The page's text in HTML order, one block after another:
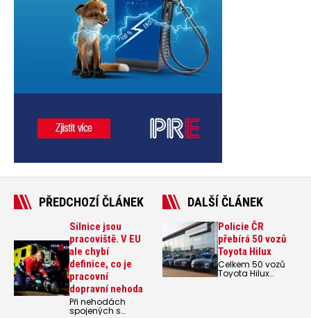
PŘEDCHOZÍ ČLÁNEK
Silnice jsou
pracoviště. V EU
ale chybí
definice, co je
pracovní
dopravní nehoda
Při nehodách
spojených s
DALŠÍ ČLÁNEK
Policie ČR
přebírá 50 vozů
Toyota Hilux
Celkem 50 vozů
Toyota Hilux